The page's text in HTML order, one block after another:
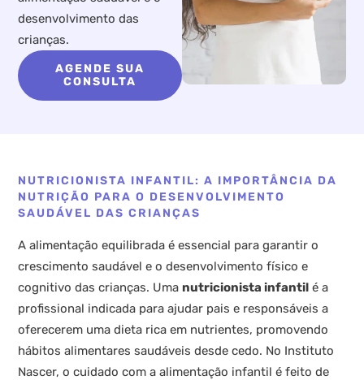
desenvolvimento das
crianças.
AGENDE SUA
CONSULTA
NUTRICIONISTA INFANTIL: A IMPORTÂNCIA DA
NUTRIÇÃO PARA O DESENVOLVIMENTO
SAUDÁVEL DAS CRIANÇAS
A alimentação equilibrada é essencial para garantir o
crescimento saudável e o desenvolvimento físico e
cognitivo das crianças. Umanutricionista infantil é a
profissional indicada para ajudar pais e responsáveis a
oferecerem uma dieta rica em nutrientes, promovendo
hábitos alimentares saudáveis desde cedo. No Instituto
Nascer, o cuidado com a alimentação infantil é feito de